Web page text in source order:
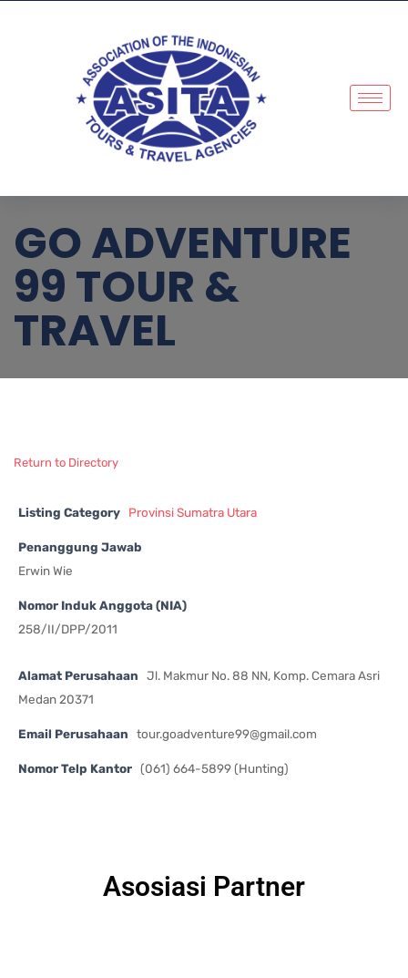
GO ADVENTURE
99 TOUR &
TRAVEL
Return to Directory
Listing Category Provinsi Sumatra Utara
Penanggung Jawab
Erwin Wie
Nomor Induk Anggota (NIA)
258/II/DPP/2011
Alamat Perusahaan
Jl. Makmur No. 88 NN, Komp. Cemara Asri
Medan 20371
Email Perusahaan tour.goadventure99@gmail.com
Nomor Telp Kantor (061) 664-5899 (Hunting)
Asosiasi Partner